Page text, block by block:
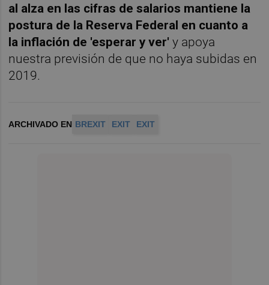
al alza en las cifras de salarios mantiene la
postura de la Reserva Federal en cuanto a
la inflación de 'esperar y ver' y apoya
nuestra previsión de que no haya subidas en
2019.
ARCHIVADO EN BREXIT EXIT EXIT